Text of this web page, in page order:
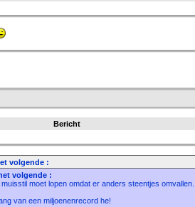
Bericht
volgende :
volgende :
moet lopen omdat er anders steentjes omvallen...
van een miljoenenrecord he!